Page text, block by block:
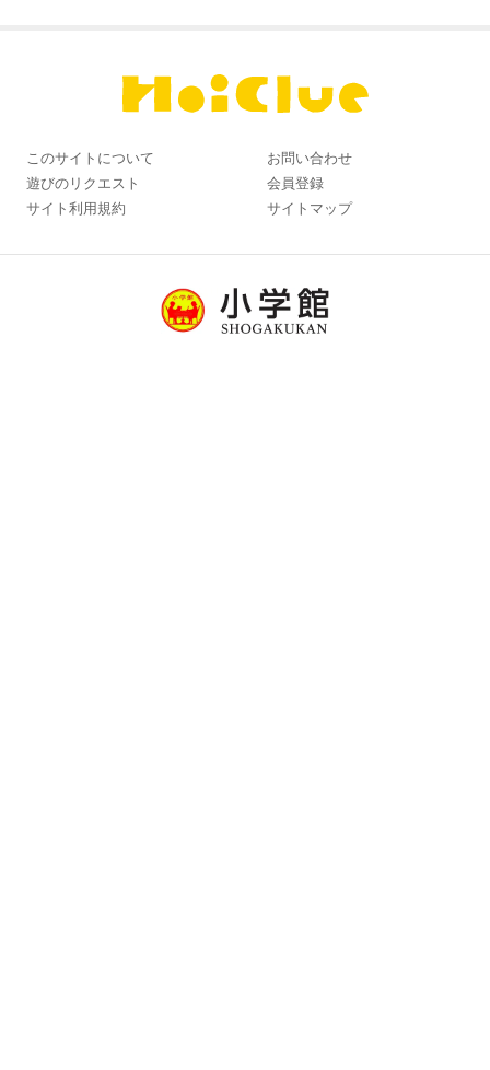
このサイトについて
お問い合わせ
遊びのリクエスト
会員登録
サイト利用規約
サイトマップ